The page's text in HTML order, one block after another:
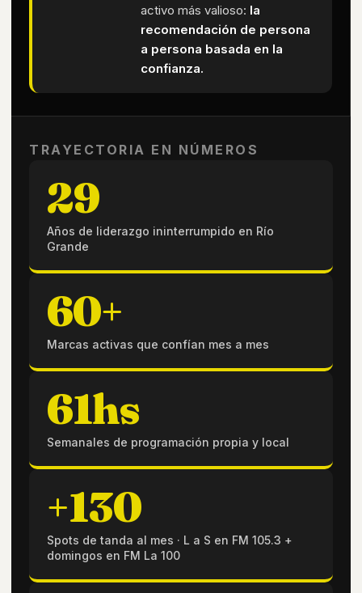
activo más valioso: la
recomendación de persona
a persona basada en la
confianza.
TRAYECTORIA EN NÚMEROS
29
Años de liderazgo ininterrumpido en Río
Grande
60+
Marcas activas que confían mes a mes
61hs
Semanales de programación propia y local
+130
Spots de tanda al mes · L a S en FM 105.3 +
domingos en FM La 100